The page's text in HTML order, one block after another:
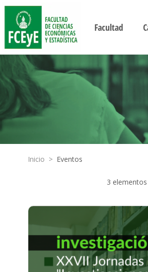
Facultad
Inicio > Eventos
3